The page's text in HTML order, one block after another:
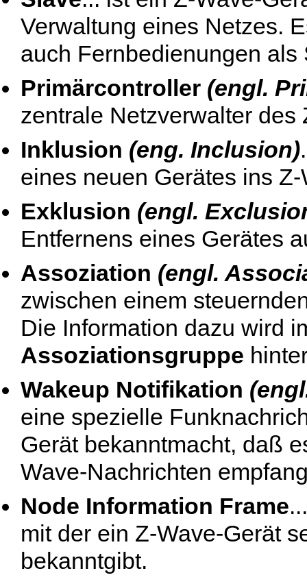
Verwaltung eines Netzes.
auch Fernbedienungen als
Primärcontroller (engl.
zentrale Netzverwalter des
Inklusion (eng. Inclusion)
eines neuen Gerätes ins
Exklusion (engl.
Entfernens eines Gerätes
Assoziation (engl.
zwischen einem
Die Information dazu wird
Assoziationsgruppe
Wakeup Notifikation
eine spezielle
Gerät bekanntmacht, daß
Wave-Nachrichten
Node Information Frame
mit der ein Z-Wave-Gerät
bekanntgibt.